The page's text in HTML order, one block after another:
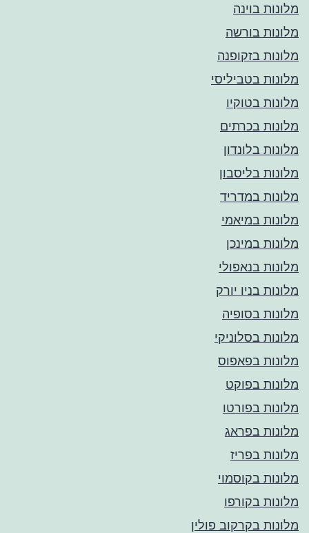
מלונות בוינה
מלונות בורשה
מלונות בזקופנה
מלונות בטביליסי
מלונות בטוקיו
מלונות בכרתים
מלונות בלונדון
מלונות בליסבון
מלונות במדריד
מלונות במיאמי
מלונות במינכן
מלונות בנאפולי
מלונות בניו יורק
מלונות בסופיה
מלונות בסלוניקי
מלונות בפאפוס
מלונות בפוקט
מלונות בפורטו
מלונות בפראג
מלונות בפריז
מלונות בקוסמוי
מלונות בקורפו
מלונות בקרקוב פולין